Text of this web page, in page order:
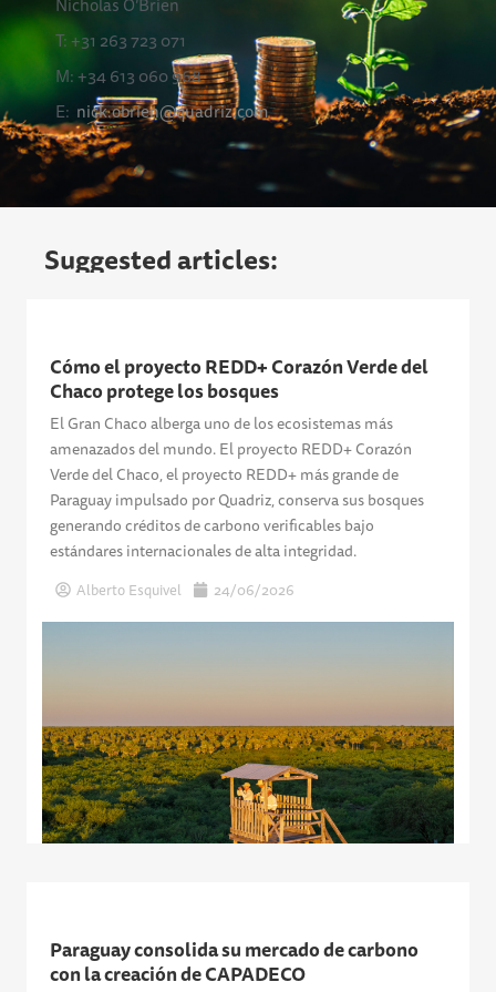
Nicholas O’Brien
T: +31 263 723 071
M: +34 613 060 968
E: nick.obrien@quadriz.com
Suggested articles:
Cómo el proyecto REDD+ Corazón Verde del
Chaco protege los bosques
El Gran Chaco alberga uno de los ecosistemas más
amenazados del mundo. El proyecto REDD+ Corazón
Verde del Chaco, el proyecto REDD+ más grande de
Paraguay impulsado por Quadriz, conserva sus bosques
generando créditos de carbono verificables bajo
estándares internacionales de alta integridad.
Alberto Esquivel 24/06/2026
Paraguay consolida su mercado de carbono
con la creación de CAPADECO